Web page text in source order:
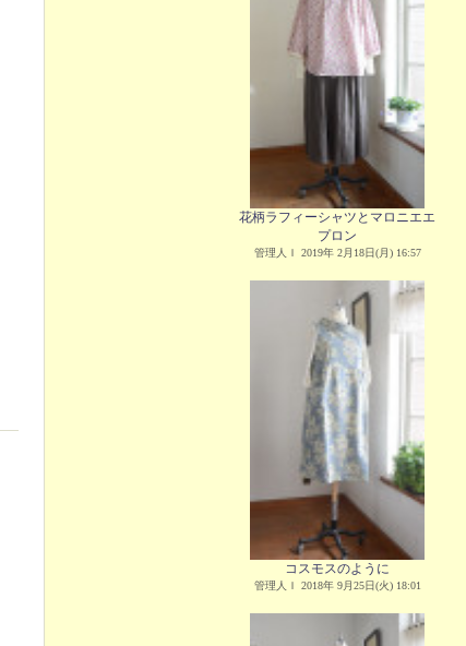
花柄ラフィーシャツとマロニエエ
プロン
管理人Ｉ 2019年 2月18日(月) 16:57
コスモスのように
管理人Ｉ 2018年 9月25日(火) 18:01